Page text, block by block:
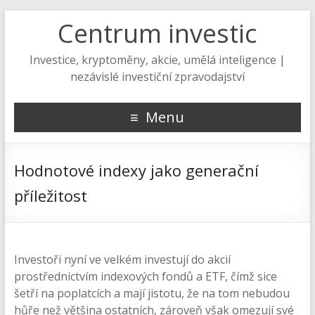
Centrum investic
Investice, kryptoměny, akcie, umělá inteligence |
nezávislé investiční zpravodajství
Menu
Hodnotové indexy jako generační
příležitost
Investoři nyní ve velkém investují do akcií
prostřednictvím indexových fondů a ETF, čímž sice
šetří na poplatcích a mají jistotu, že na tom nebudou
hůře než většina ostatních, zároveň však omezují své